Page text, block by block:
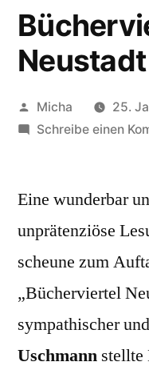
Neustadt
Veröffentlicht
von
Micha
25.
Schreibe einen
Eine wunderbar
unprätenziöse
scheune zum
„Bücherviertel
sympathischer
Uschmann stellte